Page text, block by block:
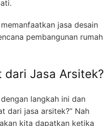
jasa desain
pembangunan rumah
dari Jasa Arsitek?
langkah ini dan
dari jasa arsitek?” Nah
kita dapatkan ketika